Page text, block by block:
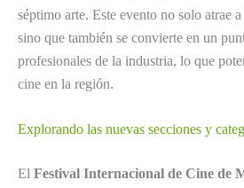
séptimo arte. Este evento no solo atrae
sino que también se convierte en un
profesionales de la industria, lo que
cine en la región.
Explorando las nuevas secciones y
El Festival Internacional de Cine de